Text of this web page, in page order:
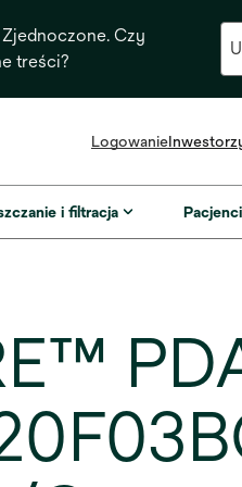
Czy
treści?
Logowanie
i filtracja